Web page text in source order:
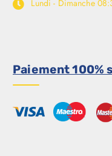
Lundi - Dimanche
Paiement 100%